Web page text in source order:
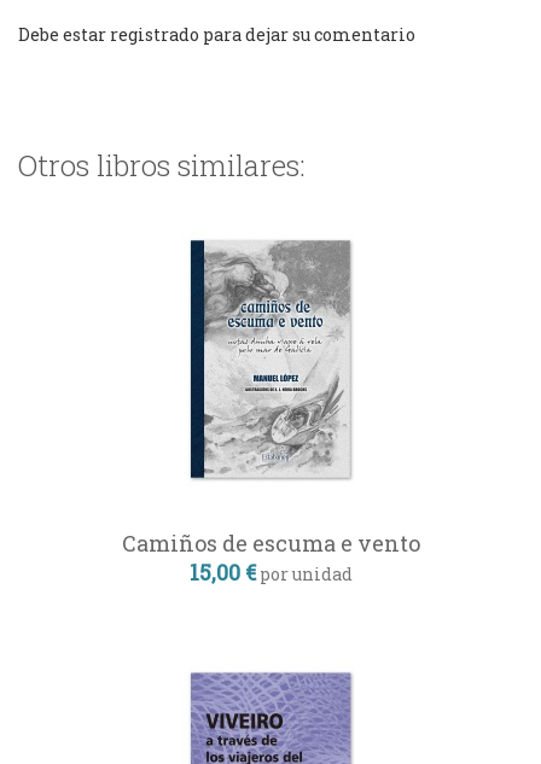
Debe estar registrado para dejar su comentario
Otros libros similares:
Camiños de escuma e vento
15,00 € por unidad